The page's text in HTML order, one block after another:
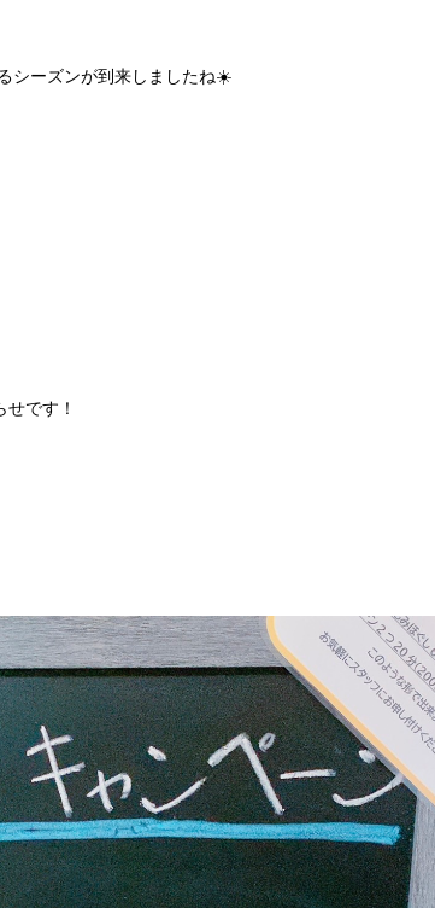
シーズンが到来しましたね☀️
です！